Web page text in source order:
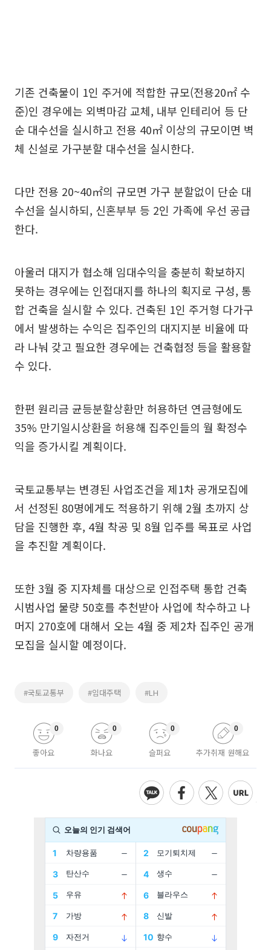
기존 건축물이 1인 주거에 적합한 규모(전용20㎡ 수
준)인 경우에는 외벽마감 교체, 내부 인테리어 등 단
순 대수선을 실시하고 전용 40㎡ 이상의 규모이면 벽
체 신설로 가구분할 대수선을 실시한다.
다만 전용 20~40㎡의 규모면 가구 분할없이 단순 대
수선을 실시하되, 신혼부부 등 2인 가족에 우선 공급
한다.
아울러 대지가 협소해 임대수익을 충분히 확보하지
못하는 경우에는 인접대지를 하나의 획지로 구성, 통
합 건축을 실시할 수 있다. 건축된 1인 주거형 다가구
에서 발생하는 수익은 집주인의 대지지분 비율에 따
라 나눠 갖고 필요한 경우에는 건축협정 등을 활용할
수 있다.
한편 원리금 균등분할상환만 허용하던 연금형에도
35% 만기일시상환을 허용해 집주인들의 월 확정수
익을 증가시킬 계획이다.
국토교통부는 변경된 사업조건을 제1차 공개모집에
서 선정된 80명에게도 적용하기 위해 2월 초까지 상
담을 진행한 후, 4월 착공 및 8월 입주를 목표로 사업
을 추진할 계획이다.
또한 3월 중 지자체를 대상으로 인접주택 통합 건축
시범사업 물량 50호를 추천받아 사업에 착수하고 나
머지 270호에 대해서 오는 4월 중 제2차 집주인 공개
모집을 실시할 예정이다.
#국토교통부 #임대주택 #LH
좋아요
0
화나요
0
슬퍼요
0
추가취재 원해요
0